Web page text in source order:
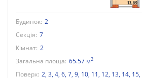
Будинок: 2
Секція: 7
Кімнат: 2
Загальна площа: 65.57 м2
Поверх: 2, 3, 4, 6, 7, 9, 10, 11, 12, 13, 14, 15,